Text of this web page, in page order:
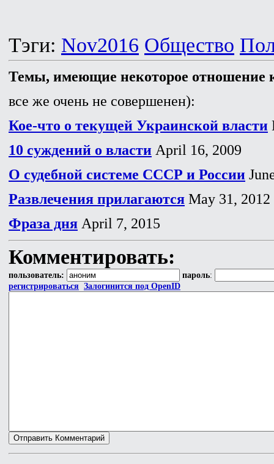
Тэги: Nov2016 Общество
Темы, имеющие некоторое отношение
все же очень не совершенен):
Кое-что о текущей Украинской власти
10 суждений о власти April 16, 2009
О судебной системе СССР и России
Развлечения прилагаются May 31, 2012
Фраза дня April 7, 2015
Комментировать:
пользователь: пароль:
регистрироваться Залогинится под OpenID